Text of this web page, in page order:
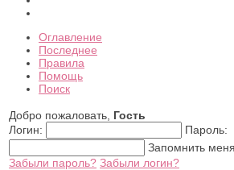
Оглавление
Последнее
Правила
Помощь
Поиск
Добро пожаловать, Гость
Логин:
Пароль:
Запомнить меня
Забыли пароль? Забыли логин?